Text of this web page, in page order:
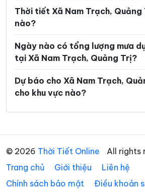
Xã Triệu Phong
Xã Tuyên Bình Xã
Xã Tuyên Lâm Xã
Xã Tuyên Sơn
Thời tiết Xã Nam Trạch,
nào?
Ngày nào có tổng lượng mưa
tại Xã Nam Trạch, Quảng Trị?
Dự báo cho Xã Nam Trạch,
cho khu vực nào?
© 2026 Thời Tiết Online
All rights
Trang chủ
Giới thiệu
Liên hệ
Chính sách bảo mật
Điều khoản